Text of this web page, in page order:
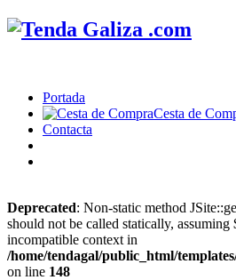
Portada
Cesta de
Contacta
Deprecated: Non-static method
should not be called statically, assuming
incompatible context in
/home/tendagal/public_html/
on line 148